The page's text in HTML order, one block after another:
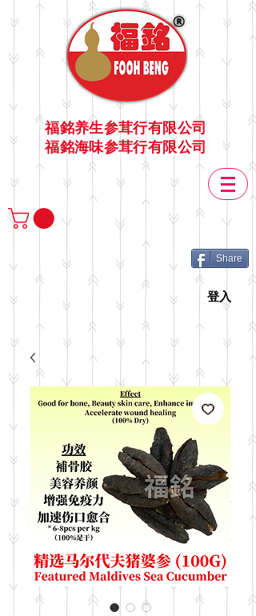
福銘养生参茸行有限公司
福銘海味参茸行有限公司
Share
登入